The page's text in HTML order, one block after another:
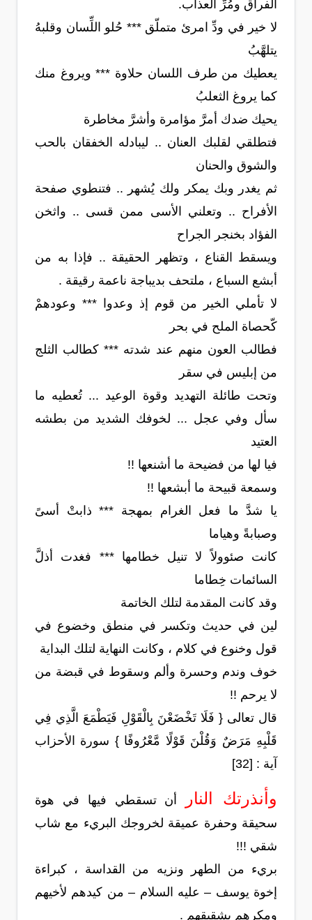
الفراق ومُرِّ العذاب.
لا خير في ودِّ امرئ متملّق *** حُلو اللِّسان وقلبهُ
يتلهَّبُ
يعطيك من طرف اللسان حلاوة *** ويروغ منك
كما يروغ الثعلبُ
يحيك ضدك أمرَّ مؤامرة وأشرَّ مخاطرة
فتطلقي لقلبك العنان .. ليبادله الخفقان بالحب
والشوق والحنان
ثم يغدر وبك يمكر ولك يُشهر .. فتنطوي صفحة
الأفراح .. وتعلني الأسى ممن قسى .. واثخن
الفؤاد بخنجر الجراح
ويسقط القناع ، وتظهر الحقيقة .. فإذا به من
أبشع السباع ، ملتحف بديباجة ناعمة رقيقة .
لا تأملي الخير من قوم إذ وعدوا *** وعودهمْ
كّحصاة الملح في بحر
فطالب العون منهم عند شدته *** كطالب الثلج
من إبليس في سقر
وتحت طائلة التهديد وقوة الوعيد ... تُعطيه ما
سأل وفي عجل ... لخوفك الشديد من بطشه
العتيد
فيا لها من فضيحة ما أشنعها !!
وسمعة قبيحة ما أبشعها !!
يا شدَّ ما فعل الغرام بمهجة *** ذابتْ أسىً
وصبابةً وهياما
كانت صئوولاً لا تنيل خطامها *** فغدت أذلَّ
السائمات خِطاما
وقد كانت المقدمة لتلك الخاتمة
لين في حديث وتكسر في منطق وخضوع في
قول وخنوع في كلام ، وكانت النهاية لتلك البداية
خوف وندم وحسرة وألم وسقوط في قبضة من
لا يرحم !!
قال تعالى { فَلَا تَخْضَعْنَ بِالْقَوْلِ فَيَطْمَعَ الَّذِي فِي
قَلْبِهِ مَرَضٌ وَقُلْنَ قَوْلًا مَّعْرُوفًا } سورة الأحزاب
آية : [32]
وأنذرتك النار
أن تسقطي فيها في هوة
سحيقة وحفرة عميقة لخروجك البريء مع شاب
شقي !!!
بريء من الطهر ونزيه من القداسة ، كبراءة
إخوة يوسف – عليه السلام – من كيدهم لأخيهم
ومكرهم بشقيقهم .